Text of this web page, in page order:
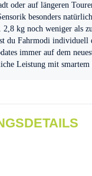
oder auf längeren
besonders
kg noch weniger als
du Fahrmodi individuell
immer auf dem
Leistung mit